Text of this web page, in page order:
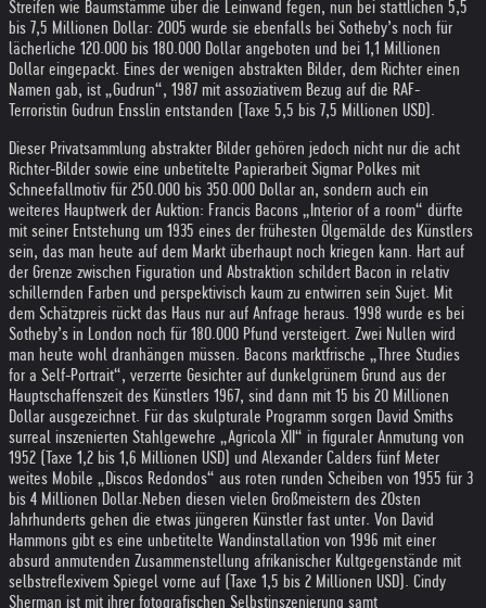
Streifen wie Baumstämme über die Leinwand fegen, nun bei stattlichen 5,5
bis 7,5 Millionen Dollar: 2005 wurde sie ebenfalls bei Sotheby’s noch für
lächerliche 120.000 bis 180.000 Dollar angeboten und bei 1,1 Millionen
Dollar eingepackt. Eines der wenigen abstrakten Bilder, dem Richter einen
Namen gab, ist „Gudrun“, 1987 mit assoziativem Bezug auf die RAF-
Terroristin Gudrun Ensslin entstanden (Taxe 5,5 bis 7,5 Millionen USD).
Dieser Privatsammlung abstrakter Bilder gehören jedoch nicht nur die acht
Richter-Bilder sowie eine unbetitelte Papierarbeit Sigmar Polkes mit
Schneefallmotiv für 250.000 bis 350.000 Dollar an, sondern auch ein
weiteres Hauptwerk der Auktion: Francis Bacons „Interior of a room“ dürfte
mit seiner Entstehung um 1935 eines der frühesten Ölgemälde des Künstlers
sein, das man heute auf dem Markt überhaupt noch kriegen kann. Hart auf
der Grenze zwischen Figuration und Abstraktion schildert Bacon in relativ
schillernden Farben und perspektivisch kaum zu entwirren sein Sujet. Mit
dem Schätzpreis rückt das Haus nur auf Anfrage heraus. 1998 wurde es bei
Sotheby’s in London noch für 180.000 Pfund versteigert. Zwei Nullen wird
man heute wohl dranhängen müssen. Bacons marktfrische „Three Studies
for a Self-Portrait“, verzerrte Gesichter auf dunkelgrünem Grund aus der
Hauptschaffenszeit des Künstlers 1967, sind dann mit 15 bis 20 Millionen
Dollar ausgezeichnet. Für das skulpturale Programm sorgen David Smiths
surreal inszenierten Stahlgewehre „Agricola XII“ in figuraler Anmutung von
1952 (Taxe 1,2 bis 1,6 Millionen USD) und Alexander Calders fünf Meter
weites Mobile „Discos Redondos“ aus roten runden Scheiben von 1955 für 3
bis 4 Millionen Dollar.Neben diesen vielen Großmeistern des 20sten
Jahrhunderts gehen die etwas jüngeren Künstler fast unter. Von David
Hammons gibt es eine unbetitelte Wandinstallation von 1996 mit einer
absurd anmutenden Zusammenstellung afrikanischer Kultgegenstände mit
selbstreflexivem Spiegel vorne auf (Taxe 1,5 bis 2 Millionen USD). Cindy
Sherman ist mit ihrer fotografischen Selbstinszenierung samt